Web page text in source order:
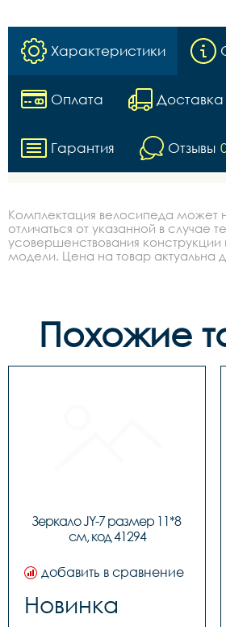
Характеристики
Оплата Доставка
Гарантия Отзывы
Комплектация велосипеда может
отличаться от указанной в случае
усовершенствования конструкции
модели. Цена на товар актуальна
Похожие
Зеркало JY-7 размер 11*8
см, код 41294
добавить в сравнение
Новинка